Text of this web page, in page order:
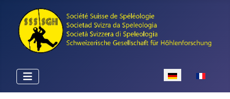
Sprache